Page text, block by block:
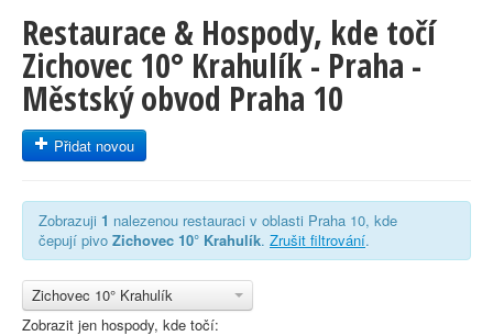
Restaurace & Hospody, kde točí
Zichovec 10° Krahulík - Praha -
Městský obvod Praha 10
Přidat novou
Zobrazuji 1 nalezenou restauraci v oblasti Praha 10, kde
čepují pivo Zichovec 10° Krahulík. Zrušit filtrování.
Zichovec 10° Krahulík
Zobrazit jen hospody, kde točí: